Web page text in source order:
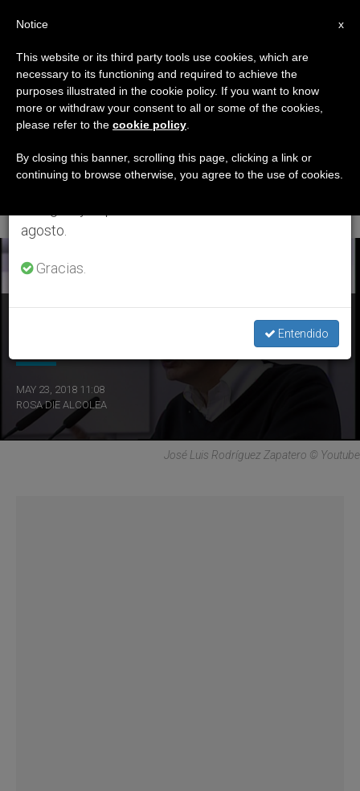
ETIQUETA
Posts Tagged ‘Partido
Socialista Unido De
Venezuela’
ÚLTIMAS NOTICIAS
MAY 23, 2018 11:08
ROSA DIE ALCOLEA
José Luis Rodríguez Zapatero © Youtube
×
Aviso importante
Del 27 de julio al 7 de agosto haremos la pausa
anual, aprovechando que en el periodo de verano
se generan menos informaciones y también el
agosto.
Gracias.
Entendido
x
Notice
This website or its third party tools use cookies, which are
necessary to its functioning and required to achieve the
purposes illustrated in the cookie policy. If you want to know
more or withdraw your consent to all or some of the cookies,
please refer to the cookie policy
By closing this banner, scrolling this page, clicking a link or
continuing to browse otherwise, you agree to the use of cookies.